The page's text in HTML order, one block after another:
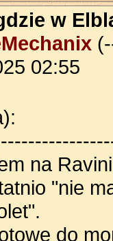
w
02:55
na
"nie
do